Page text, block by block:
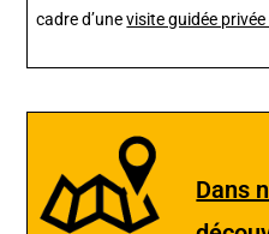
cadre d’unevisite guidée
Dans